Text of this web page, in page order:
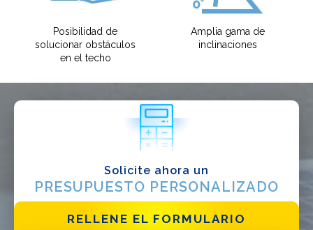
Posibilidad de
solucionar obstáculos
en el techo
Amplia gama de
inclinaciones
Solicite ahora un
PRESUPUESTO PERSONALIZADO
RELLENE EL FORMULARIO
politica de privacidad*